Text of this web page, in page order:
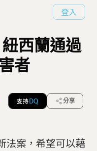
登入
西蘭通過
者
支持 DQ 分享
法案，希望可以藉